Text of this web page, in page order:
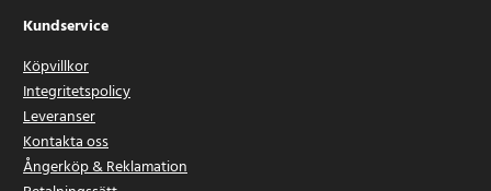
Kundservice
Köpvillkor
Integritetspolicy
Leveranser
Kontakta oss
Ångerköp & Reklamation